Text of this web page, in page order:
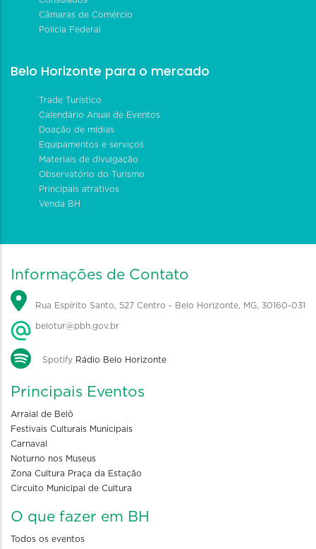
Câmaras de Comércio
Polícia Federal
Belo Horizonte para o mercado
Trade Turístico
Calendário Anual de Eventos
Doação de mídias
Equipamentos e serviços
Materiais de divulgação
Observatório do Turismo
Principais atrativos
Venda BH
Informações de Contato
Rua Espírito Santo, 527 Centro - Belo Horizonte, MG, 30160-031
belotur@pbh.gov.br
Spotify Rádio Belo Horizonte
Principais Eventos
Arraial de Belô
Festivais Culturais Municipais
Carnaval
Noturno nos Museus
Zona Cultura Praça da Estação
Circuito Municipal de Cultura
O que fazer em BH
Todos os eventos